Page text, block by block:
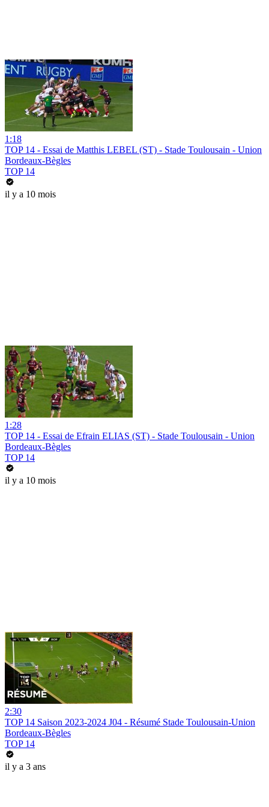
1:18
TOP 14 - Essai de Matthis LEBEL (ST) - Stade Toulousain - Union
Bordeaux-Bègles
TOP 14
il y a 10 mois
1:28
TOP 14 - Essai de Efrain ELIAS (ST) - Stade Toulousain - Union
Bordeaux-Bègles
TOP 14
il y a 10 mois
2:30
TOP 14 Saison 2023-2024 J04 - Résumé Stade Toulousain-Union
Bordeaux-Bègles
TOP 14
il y a 3 ans